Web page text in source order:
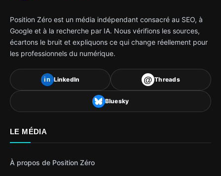
Position Zéro est un média indépendant consacré au SEO, à
Google et à la recherche par IA. Nous vérifions les sources,
écartons le bruit et expliquons ce qui change réellement pour
les professionnels du numérique.
in LinkedIn @ Threads
Bluesky
LE MÉDIA
À propos de Position Zéro